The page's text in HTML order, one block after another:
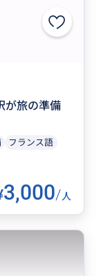
が旅の準備
フランス語
3,000/人